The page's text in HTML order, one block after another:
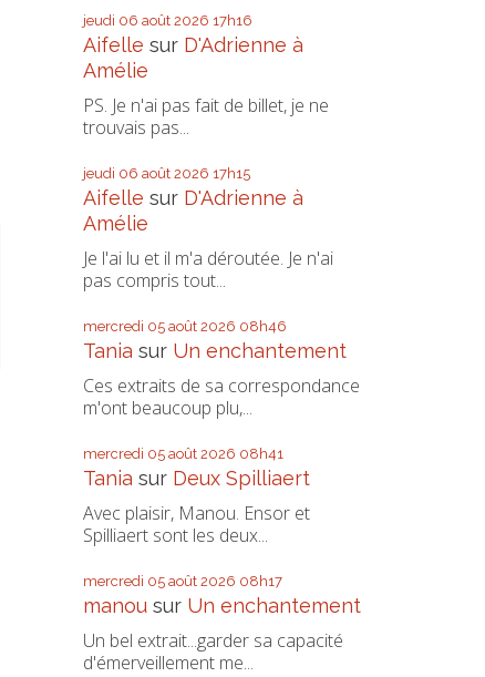
jeudi 06 août 2026 17h16
Aifelle sur D'Adrienne à
Amélie
PS. Je n'ai pas fait de billet, je ne
trouvais pas...
jeudi 06 août 2026 17h15
Aifelle sur D'Adrienne à
Amélie
Je l'ai lu et il m'a déroutée. Je n'ai
pas compris tout...
mercredi 05 août 2026 08h46
Tania sur Un enchantement
Ces extraits de sa correspondance
m'ont beaucoup plu,...
mercredi 05 août 2026 08h41
Tania sur Deux Spilliaert
Avec plaisir, Manou. Ensor et
Spilliaert sont les deux...
mercredi 05 août 2026 08h17
manousur Un enchantement
Un bel extrait...garder sa capacité
d'émerveillement me...